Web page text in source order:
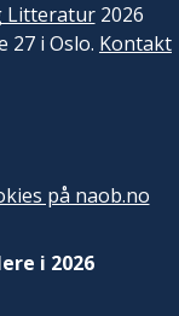
Litteratur2026
27 i Oslo. Kontakt
på naob.no
i 2026